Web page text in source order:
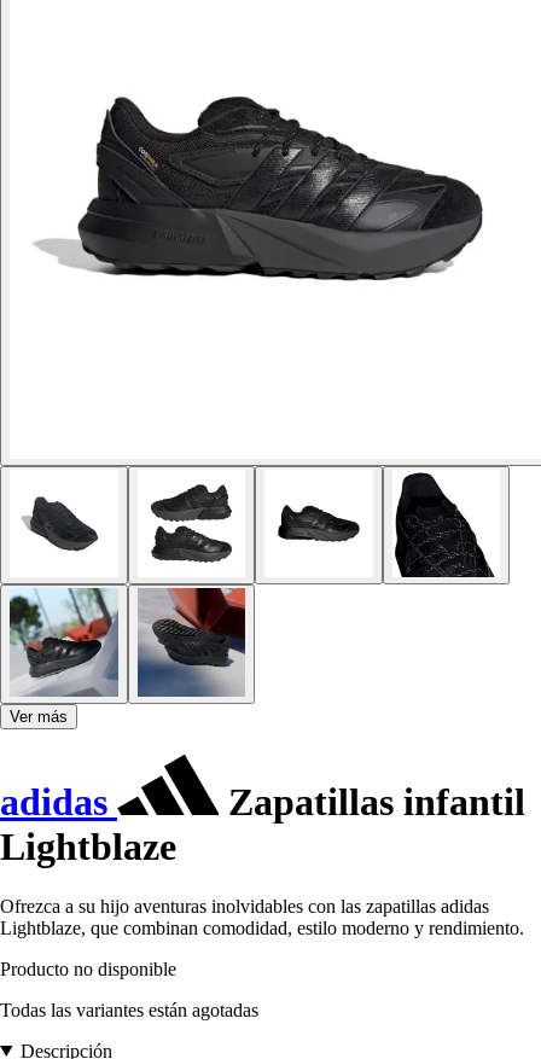
Ver más
adidas
Zapatillas infantil
Lightblaze
Ofrezca a su hijo aventuras inolvidables con las zapatillas adidas
Lightblaze, que combinan comodidad, estilo moderno y rendimiento.
Producto no disponible
Todas las variantes están agotadas
Descripción